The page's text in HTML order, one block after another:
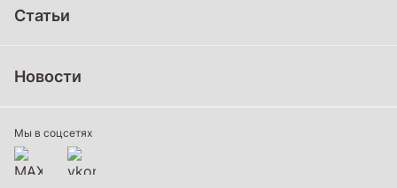
Дополнительное образование
Статьи
Новости
Мы в соцсетях